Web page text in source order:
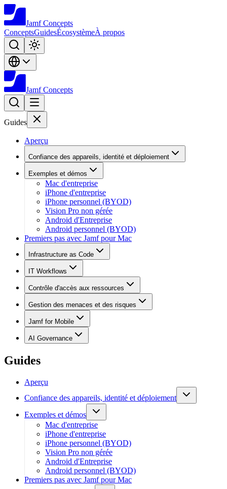
Jamf Concepts
ConceptsGuidesÉcosystèmeÀ propos
Jamf Concepts
Guides
Aperçu
Confiance des appareils, identité et déploiement
Exemples et démos
Mac d'entreprise
iPhone d'entreprise
iPhone personnel (BYOD)
Vision Pro non gérée
Android d'Entreprise
Android personnel (BYOD)
Premiers pas avec Jamf pour Mac
Infrastructure as Code
IT Workflows
Contrôle d'accès aux ressources
Gestion des menaces et des risques
Jamf for Mobile
AI Governance
Guides
Aperçu
Confiance des appareils, identité et déploiement
Exemples et démos
Mac d'entreprise
iPhone d'entreprise
iPhone personnel (BYOD)
Vision Pro non gérée
Android d'Entreprise
Android personnel (BYOD)
Premiers pas avec Jamf pour Mac